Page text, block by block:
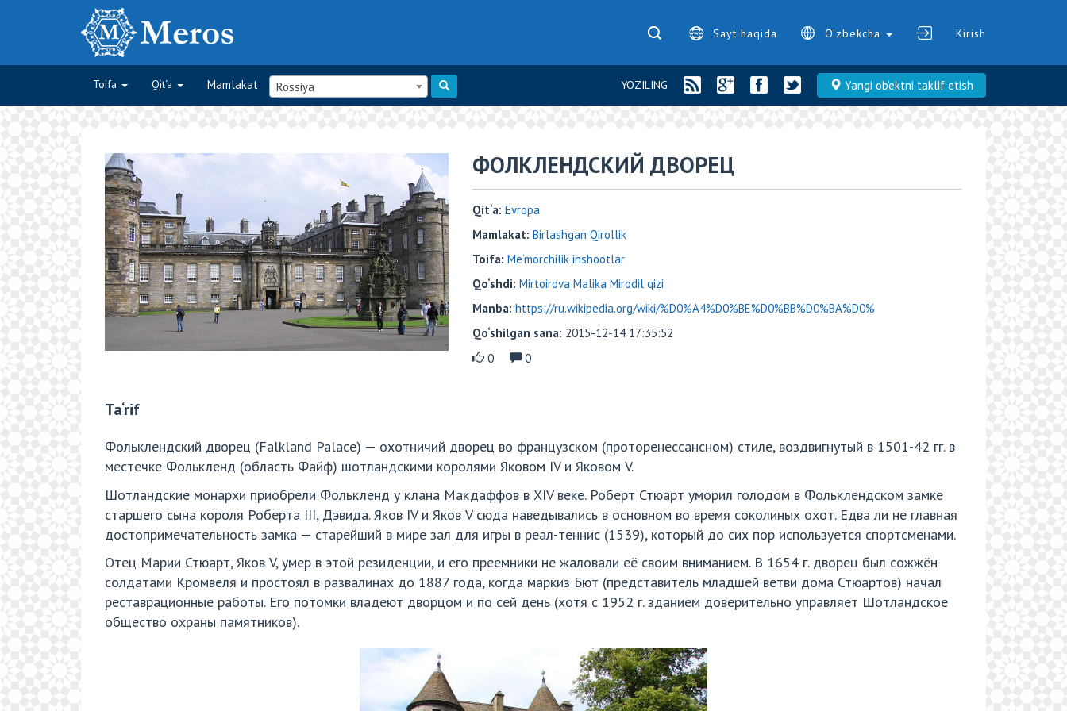
Sayt haqida O'zbekcha Kirish
Toifa Qit‘a Mamlakat Rossiya Yangi ob‘ektni taklif etish
YOZILING
ФОЛКЛЕНДСКИЙ ДВОРЕЦ
Qit‘a: Evropa
Mamlakat: Birlashgan Qirollik
Toifa: Me‘morchilik inshootlar
Qo‘shdi: Mirtoirova Malika Mirodil qizi
Manba: https://ru.wikipedia.org/wiki/%D0%A4%D0%BE%D0%BB%D0%BA%D0%
Qo‘shilgan sana: 2015-12-14 17:35:52
0
0
Ta‘rif
Фольклендский дворец (Falkland Palace) — охотничий дворец во французском (проторенессансном) стиле, воздвигнутый в 1501-42 гг. в
местечке Фолькленд (область Файф) шотландскими королями Яковом IV и Яковом V.
Шотландские монархи приобрели Фолькленд у клана Макдаффов в XIV веке. Роберт Стюарт уморил голодом в Фольклендском замке
старшего сына короля Роберта III, Дэвида. Яков IV и Яков V сюда наведывались в основном во время соколиных охот. Едва ли не главная
достопримечательность замка — старейший в мире зал для игры в реал-теннис (1539), который до сих пор используется спортсменами.
Отец Марии Стюарт, Яков V, умер в этой резиденции, и его преемники не жаловали её своим вниманием. В 1654 г. дворец был сожжён
солдатами Кромвеля и простоял в развалинах до 1887 года, когда маркиз Бют (представитель младшей ветви дома Стюартов) начал
реставрационные работы. Его потомки владеют дворцом и по сей день (хотя с 1952 г. зданием доверительно управляет Шотландское
общество охраны памятников).